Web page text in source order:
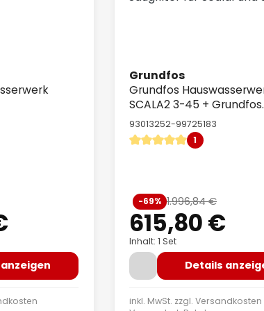
von 4.78 von 5 Sternen
Preis:
Grundfos
Grundfos
SCALA2 3-45 + Grundfos
Saugfilter für Scala1 und
93013252-99725183
Durchschnittliche
1
Verkaufspreis:
615,80 €
Regulärer
1.996,84 €
-69%
Inhalt: 1 Set
Details
inkl. MwSt. zzgl.Versandkosten